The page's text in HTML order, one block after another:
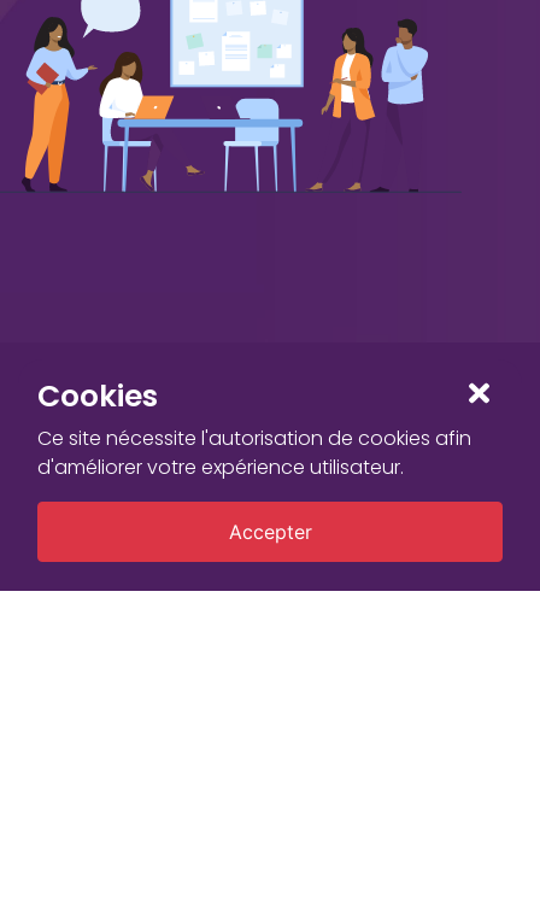
Cookies
Ce site nécessite l'autorisation de cookies afin
d'améliorer votre expérience utilisateur.
Accepter